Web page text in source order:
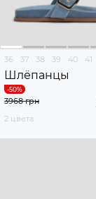
36 37 38 39 40 41
Шлёпанцы
3968 грн
2 цвета